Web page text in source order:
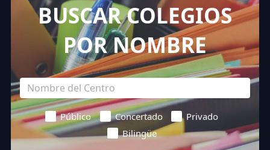
BUSCAR COLEGIOS
POR NOMBRE
Público Concertado
Privado
Bilingüe